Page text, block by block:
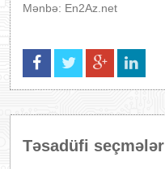
Mənbə: En2Az.net
Təsadüfi seçmələr